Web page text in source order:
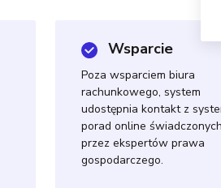
Wsparcie
Poza wsparciem biura
rachunkowego, system
udostępnia kontakt z
porad online świadczonych
przez ekspertów prawa
gospodarczego.